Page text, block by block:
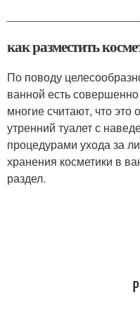
как разместить
По поводу
ванной есть
многие считают, что
утренний туалет с
процедурами ухода за
хранения косметики в
раздел.